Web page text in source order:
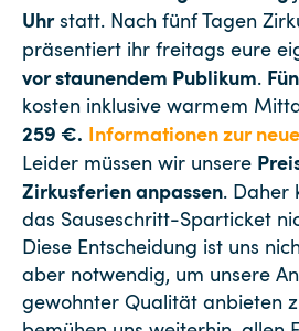
Uhrstatt. Nach fünf Tagen
präsentiert ihr freitags eure
vor staunendem Publikum.
kosten inklusive warmem
259 €. Informationen zur
Leider müssen wir unsere
Zirkusferien anpassen. Daher
das Sauseschritt-Sparticket
Diese Entscheidung ist uns
aber notwendig, um unsere
gewohnter Qualität anbieten